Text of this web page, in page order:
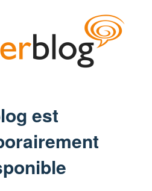
est